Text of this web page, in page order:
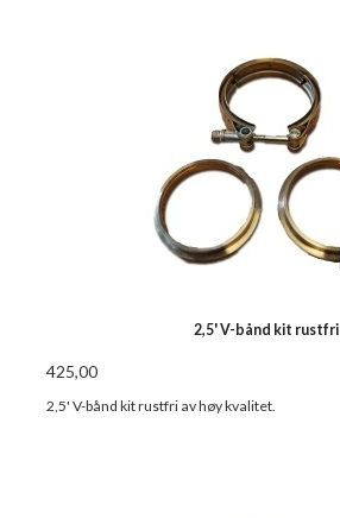
2,5' V-bånd kit rustfri
425,00
2,5' V-bånd kit rustfri av høy kvalitet.